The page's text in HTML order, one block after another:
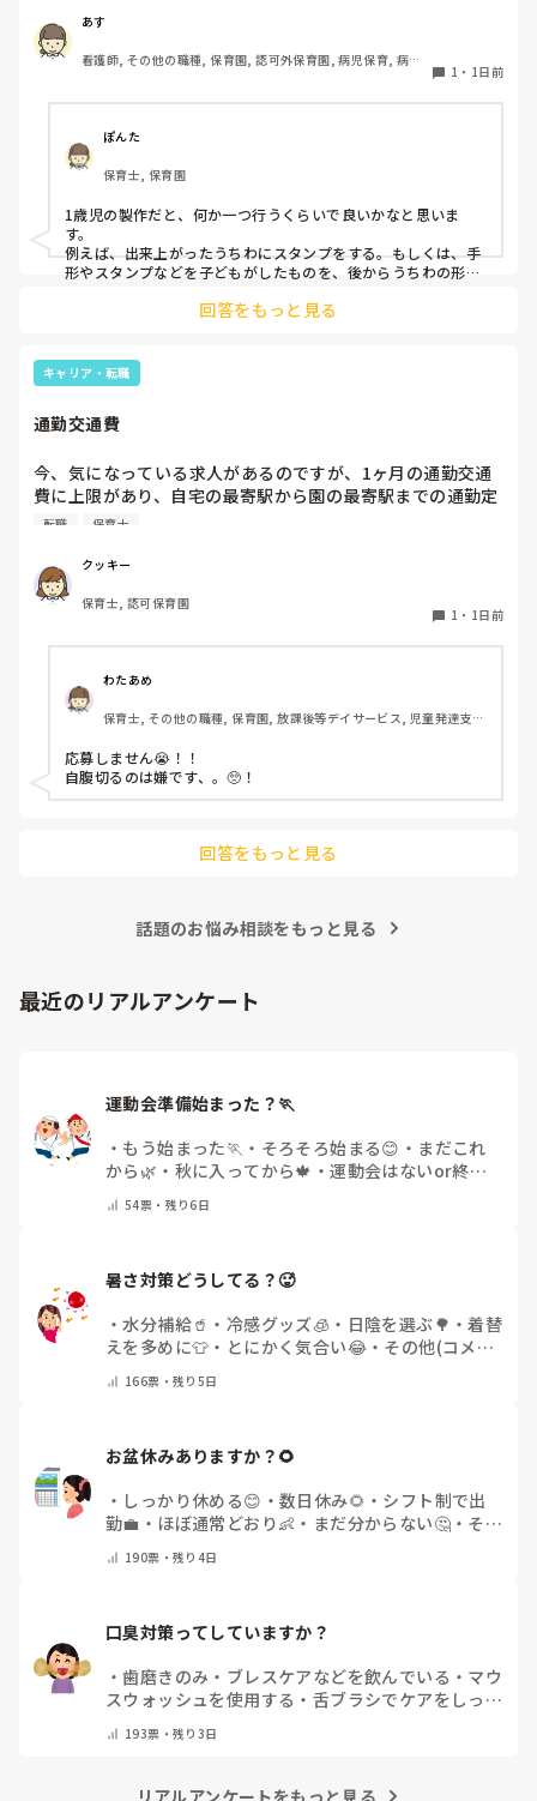
クラスです、玩具で遊ばせながら、何人かずつよんで、やっ
ています。何か、いいアイデアや、工夫など、何でもいいの
で、教えて下さい。
あす
看護師, その他の職種, 保育園, 認可外保育園, 病児保育, 病院
1 ・ 1日前
ぽんた
保育士, 保育園
1歳児の製作だと、何か一つ行うくらいで良いかなと思いま
す。
例えば、出来上がったうちわにスタンプをする。もしくは、手
形やスタンプなどを子どもがしたものを、後からうちわの形に
雨遊び、氷遊び、など間食遊びをたくさん行っています。
す！いつもと違うおもちゃ、室内に興味津々です！
回答をもっと見る
キャリア・転職
通勤交通費
今、気になっている求人があるのですが、1ヶ月の通勤交通
費に上限があり、自宅の最寄駅から園の最寄駅までの通勤定
期代が5,000円ほどオーバーします
私としてはなかなか大きい金額なので、この時点で応募を迷
っているのですが、皆さんならどうしますか？
転職 保育士
クッキー
保育士, 認可保育園
1 ・ 1日前
わたあめ
保育士, その他の職種, 保育園, 放課後等デイサービス, 児童発達支援
応募しません😭！！
自腹切るのは嫌です、。🥺！
回答をもっと見る
話題のお悩み相談をもっと見る
最近のリアルアンケート
運動会準備始まった？🏃
・ もう始まった🏃 ・ そろそろ始まる😊 ・ まだこれ
から🌿 ・ 秋に入ってから🍁 ・運動会はないor終わ
54票・ 残り6日
暑さ対策どうしてる？🥵
・水分補給🥤 ・ 冷感グッズ🧊 ・ 日陰を選ぶ🌳 ・着替
えを多めに👕 ・ とにかく気合い😂・ その他(コメン
166票・残り5日
お盆休みありますか？🌻
・ しっかり休める😊 ・ 数日休み🌻 ・ シフト制で出
勤💼 ・ ほぼ通常どおり👶 ・ まだ分からない🤔・ その
190票・残り4日
口臭対策ってしていますか？
・歯磨きのみ ・ ブレスケアなどを飲んでいる ・ マウ
スウォッシュを使用する ・ 舌ブラシでケアをしっか
の他(コメントで教えて下さい)
193票・残り3日
リアルアンケートをもっと見る